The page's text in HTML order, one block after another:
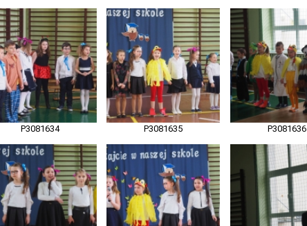
P3081634 P3081635 P3081636